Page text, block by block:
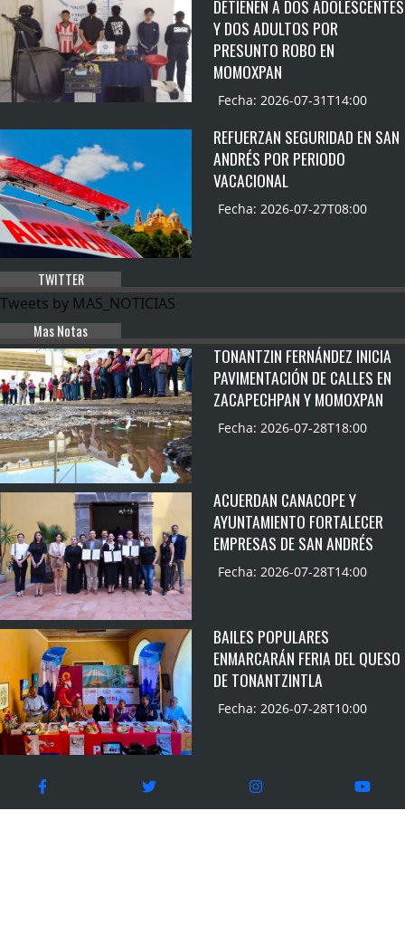
DETIENEN A DOS ADOLESCENTES
Y DOS ADULTOS POR
PRESUNTO ROBO EN
MOMOXPAN
Fecha: 2026-07-31T14:00
REFUERZAN SEGURIDAD EN SAN
ANDRÉS POR PERIODO
VACACIONAL
Fecha: 2026-07-27T08:00
TWITTER
Tweets by MAS_NOTICIAS
Mas Notas
TONANTZIN FERNÁNDEZ INICIA
PAVIMENTACIÓN DE CALLES EN
ZACAPECHPAN Y MOMOXPAN
Fecha: 2026-07-28T18:00
ACUERDAN CANACOPE Y
AYUNTAMIENTO FORTALECER
EMPRESAS DE SAN ANDRÉS
Fecha: 2026-07-28T14:00
BAILES POPULARES
ENMARCARÁN FERIA DEL QUESO
DE TONANTZINTLA
Fecha: 2026-07-28T10:00